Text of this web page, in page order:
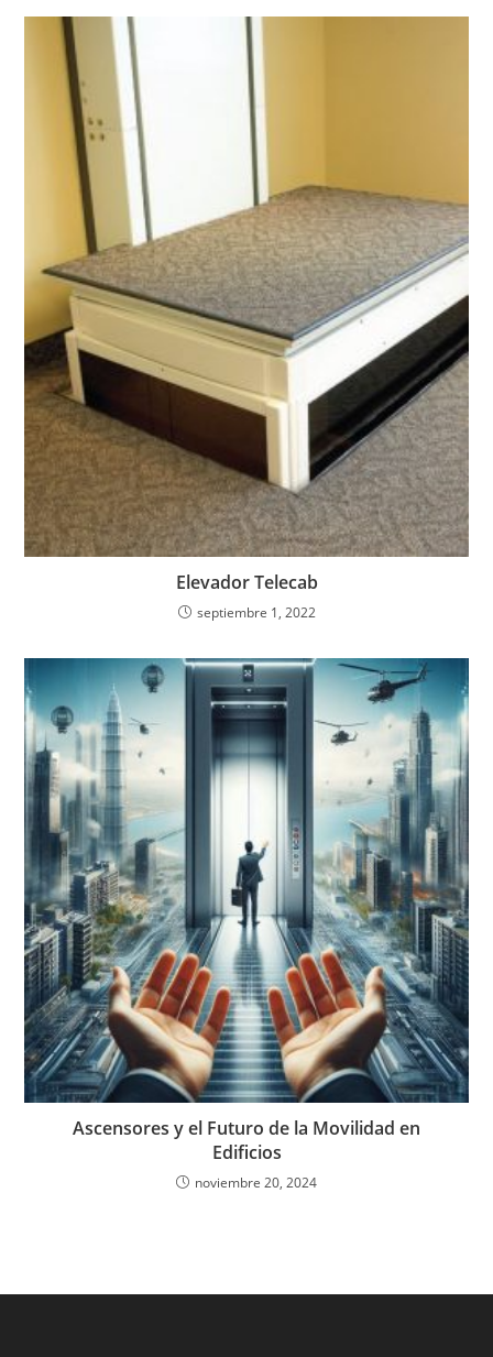
Elevador Telecab
septiembre 1, 2022
Ascensores y el Futuro de la Movilidad en
Edificios
noviembre 20, 2024